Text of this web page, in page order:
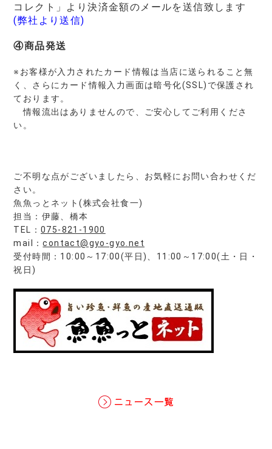
コレクト」より決済金額のメールを送信致します
(弊社より送信)
④商品発送
※お客様が入力されたカード情報は当店に送られること無
く、さらにカード情報入力画面は暗号化(SSL)で保護され
ております。
情報流出はありませんので、ご安心してご利用くださ
い。
ご不明な点がございましたら、お気軽にお問い合わせくだ
さい。
魚魚っとネット(株式会社食一)
担当：伊藤、橋本
TEL：075-821-1900
mail：contact@gyo-gyo.net
受付時間：10:00～17:00(平日)、11:00～17:00(土・日・
祝日)